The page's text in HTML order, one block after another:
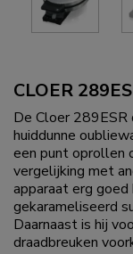
CLOER
De Cloer
huiddunne
een punt oprollen
vergelijking met
apparaat erg
gekarameliseerd
Daarnaast is hij
draadbreuken